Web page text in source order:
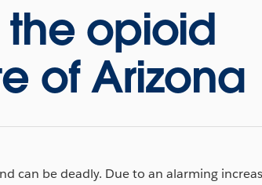
the opioid
of Arizona
can be deadly. Due to an alarming